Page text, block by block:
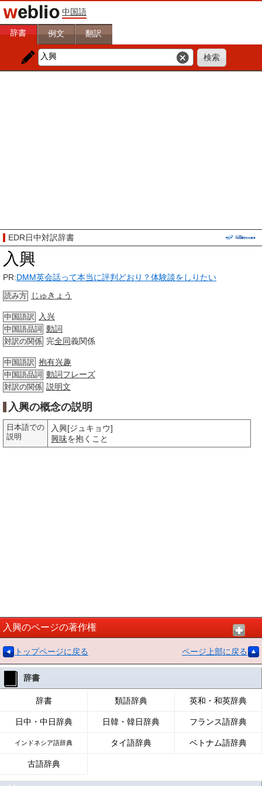
中国語
辞書 例文 翻訳
EDR日中対訳辞書
入興
PR:DMM英会話って本当に評判どおり？体験談をしりたい
読み方 じゅきょう
中国語訳 入兴
中国語品詞 動詞
対訳の関係 完全同義関係
中国語訳 抱有兴趣
中国語品詞 動詞フレーズ
対訳の関係 説明文
入興の概念の説明
日本語での
説明
入興[ジュキョウ]
興味を抱くこと
入興のページの著作権
トップページに戻る ページ上部に戻る
辞書
辞書 類語辞典 英和・和英辞典
日中・中日辞典 日韓・韓日辞典 フランス語辞典
インドネシア語辞典 タイ語辞典 ベトナム語辞典
古語辞典